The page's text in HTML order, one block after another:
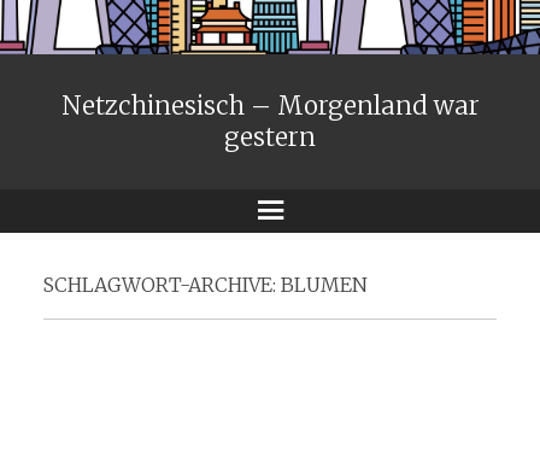
Netzchinesisch – Morgenland war
gestern
Menü
SCHLAGWORT-ARCHIVE: BLUMEN